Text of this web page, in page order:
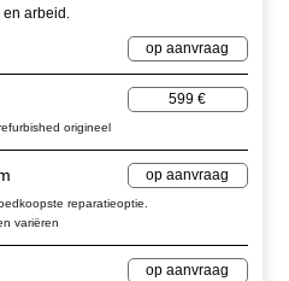
en arbeid.
op aanvraag
599 €
origineel
op aanvraag
reparatieoptie.
variëren
op aanvraag